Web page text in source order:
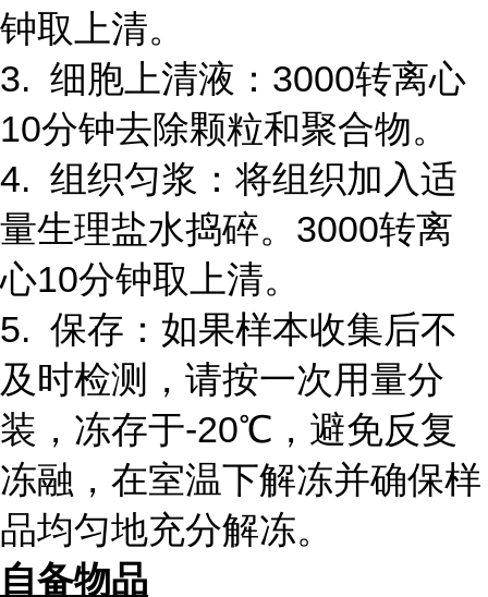
钟取上清。
3. 细胞上清液：3000转离心
10分钟去除颗粒和聚合物。
4. 组织匀浆：将组织加入适
量生理盐水捣碎。3000转离
心10分钟取上清。
5. 保存：如果样本收集后不
及时检测，请按一次用量分
装，冻存于-20℃，避免反复
冻融，在室温下解冻并确保样
品均匀地充分解冻。
自备物品